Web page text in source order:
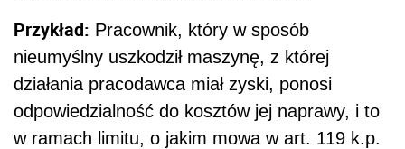
Przykład: Pracownik, który w sposób
nieumyślny uszkodził maszynę, z której
działania pracodawca miał zyski, ponosi
odpowiedzialność do kosztów jej naprawy, i to
w ramach limitu, o jakim mowa w art. 119 k.p.